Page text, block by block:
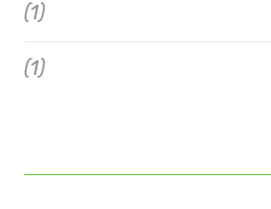
(1)
(1)